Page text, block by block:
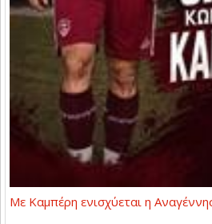
Με Καμπέρη ενισχύεται η